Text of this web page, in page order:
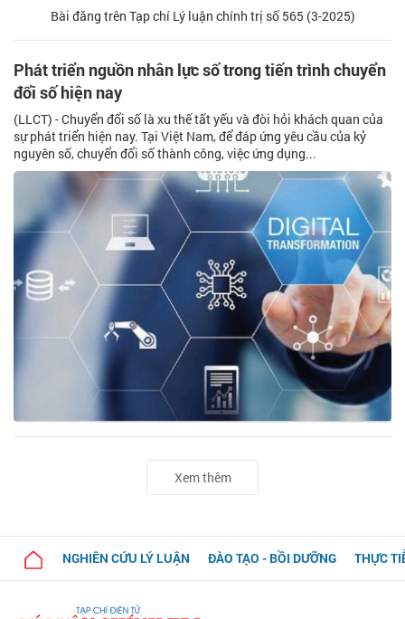
Bài đăng trên Tạp chí Lý luận chính trị số 565 (3-2025)
Phát triển nguồn nhân lực số trong tiến trình chuyển
đổi số hiện nay
(LLCT) - Chuyển đổi số là xu thế tất yếu và đòi hỏi khách quan của
sự phát triển hiện nay. Tại Việt Nam, để đáp ứng yêu cầu của kỷ
nguyên số, chuyển đổi số thành công, việc ứng dụng...
Xem thêm
NGHIÊN CỨU LÝ LUẬN ĐÀO TẠO - BỒI DƯỠNG THỰC